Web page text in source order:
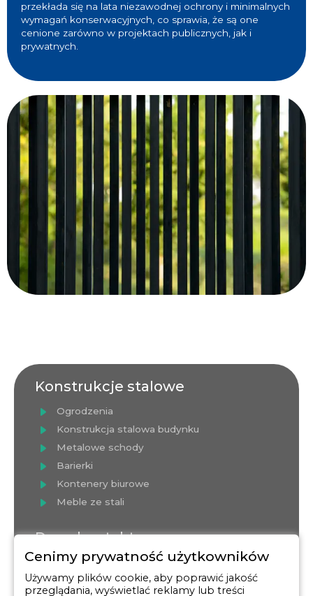
przekłada się na lata niezawodnej ochrony i minimalnych
wymagań konserwacyjnych, co sprawia, że są one
cenione zarówno w projektach publicznych, jak i
prywatnych.
Konstrukcje stalowe
Ogrodzenia
Konstrukcja stalowa budynku
Metalowe schody
Barierki
Kontenery biurowe
Meble ze stali
Dane kontaktowe
Biuro handlowe:
Świętego Jana bosko,
Cenimy prywatność użytkowników
Używamy plików cookie, aby poprawić jakość
przeglądania, wyświetlać reklamy lub treści